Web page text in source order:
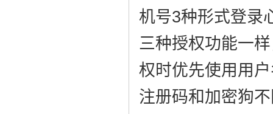
机号3种形式登录
三种授权功能一
权时优先使用用
注册码和加密狗